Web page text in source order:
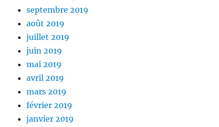
septembre 2019
août 2019
juillet 2019
juin 2019
mai 2019
avril 2019
mars 2019
février 2019
janvier 2019